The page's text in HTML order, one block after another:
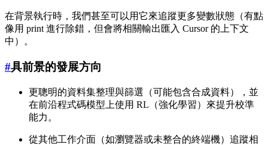
在背景執行時，我們甚至可以用它來追蹤更多變數狀態（有點
像用 print 進行除錯，但會將相關輸出匯入 Cursor 的上下文
中）。
#具前景的發展方向
更聰明的資料集整理與篩選（可能包含合成資料），並
在前沿程式碼模型上使用 RL（強化學習）來提升校準
能力。
從其他工作介面（如瀏覽器或未整合的終端機）追蹤相